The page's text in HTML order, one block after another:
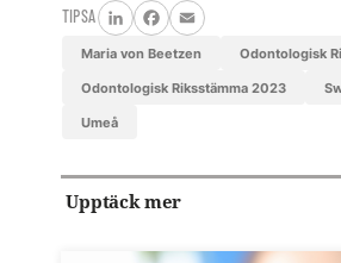
TIPSA
LinkedInFacebook
Email
Maria von Beetzen Odontologisk
Odontologisk Riksstämma 2023
Umeå
Upptäck mer